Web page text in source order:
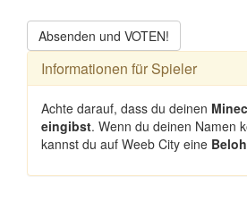
Absenden und VOTEN!
Informationen für Spieler
Achte darauf, dass du deinen
eingibst. Wenn du deinen Namen
kannst du auf Weeb City eine